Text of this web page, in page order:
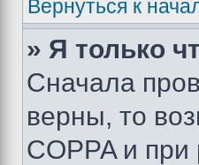
Вернуться к
» Я только
Сначала
верны, то
COPPA и